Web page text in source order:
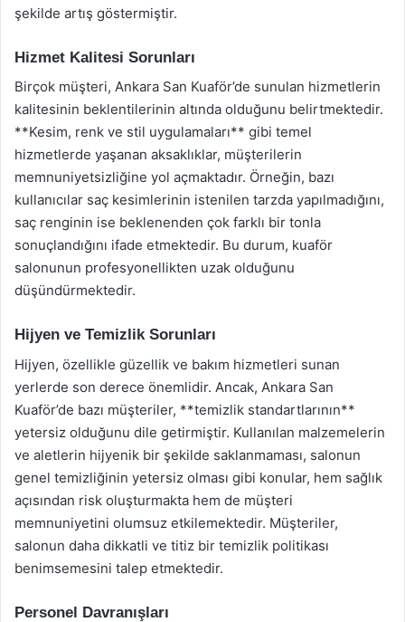
şekilde artış göstermiştir.
Hizmet Kalitesi Sorunları
Birçok müşteri, Ankara San Kuaför’de sunulan hizmetlerin
kalitesinin beklentilerinin altında olduğunu belirtmektedir.
**Kesim, renk ve stil uygulamaları** gibi temel
hizmetlerde yaşanan aksaklıklar, müşterilerin
memnuniyetsizliğine yol açmaktadır. Örneğin, bazı
kullanıcılar saç kesimlerinin istenilen tarzda yapılmadığını,
saç renginin ise beklenenden çok farklı bir tonla
sonuçlandığını ifade etmektedir. Bu durum, kuaför
salonunun profesyonellikten uzak olduğunu
düşündürmektedir.
Hijyen ve Temizlik Sorunları
Hijyen, özellikle güzellik ve bakım hizmetleri sunan
yerlerde son derece önemlidir. Ancak, Ankara San
Kuaför’de bazı müşteriler, **temizlik standartlarının**
yetersiz olduğunu dile getirmiştir. Kullanılan malzemelerin
ve aletlerin hijyenik bir şekilde saklanmaması, salonun
genel temizliğinin yetersiz olması gibi konular, hem sağlık
açısından risk oluşturmakta hem de müşteri
memnuniyetini olumsuz etkilemektedir. Müşteriler,
salonun daha dikkatli ve titiz bir temizlik politikası
benimsemesini talep etmektedir.
Personel Davranışları